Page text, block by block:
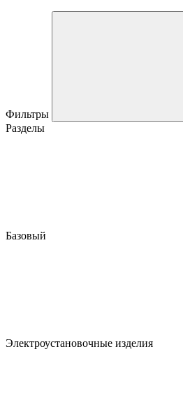
Фильтры
Разделы
Базовый
Электроустановочные изделия